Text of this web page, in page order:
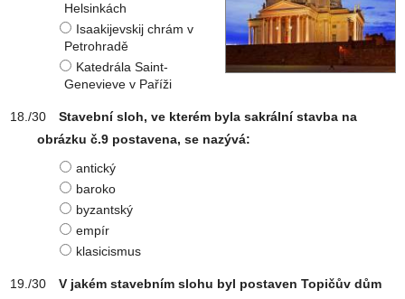
Helsinkách
Isaakijevskij chrám v
Petrohradě
Katedrála Saint-
Genevieve v Paříži
Stavební sloh, ve kterém byla sakrální stavba na
obrázku č.9 postavena, se nazývá:
antický
baroko
byzantský
empír
klasicismus
V jakém stavebním slohu byl postaven Topičův dům